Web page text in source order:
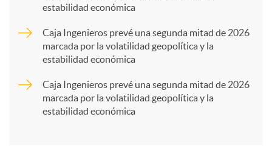
estabilidad económica
Caja Ingenieros prevé una segunda mitad de 2026
marcada por la volatilidad geopolítica y la
estabilidad económica
Caja Ingenieros prevé una segunda mitad de 2026
marcada por la volatilidad geopolítica y la
estabilidad económica